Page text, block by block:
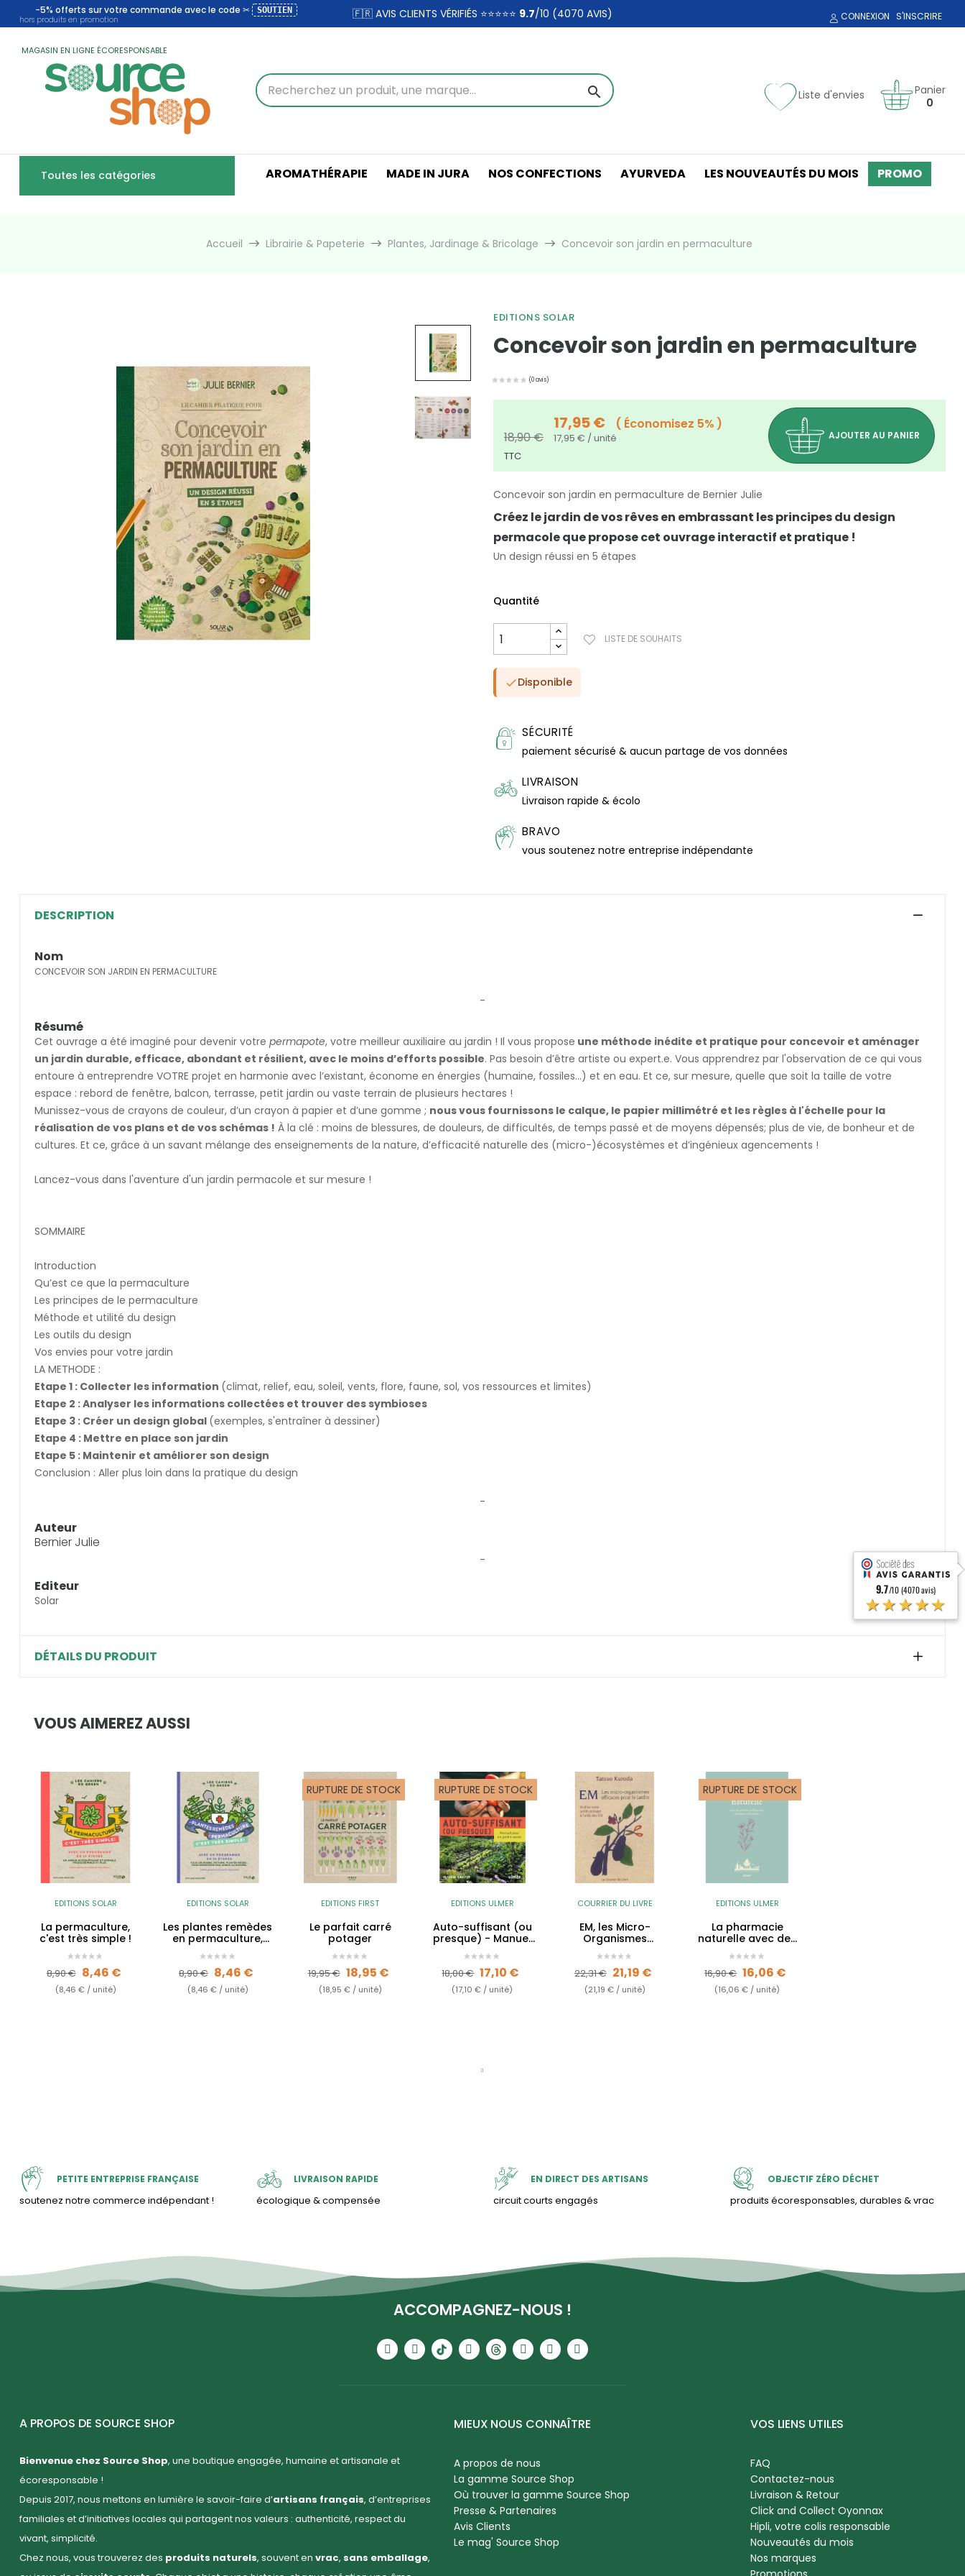
-5% offerts sur votre commande avec le code ✂ SOUTIEN
hors produits en promotion 🇫🇷 AVIS CLIENTS VÉRIFIÉS ⭐⭐⭐⭐⭐ 9.7/10 (4070 AVIS) CONNEXION S'INSCRIRE
MAGASIN EN LIGNE ÉCORESPONSABLE
search Liste d'envies
Panier
0
Toutes les catégories AROMATHÉRAPIE MADE IN JURA NOS CONFECTIONS AYURVEDA LES NOUVEAUTÉS DU MOIS PROMO
Accueil Librairie & Papeterie Plantes, Jardinage & Bricolage Concevoir son jardin en permaculture
EDITIONS SOLAR
Concevoir son jardin en permaculture
18,90 €
17,95 € Économisez 5%
17,95 € / unité
TTC
AJOUTER AU PANIER
Concevoir son jardin en permaculture de Bernier Julie
Créez le jardin de vos rêves en embrassant les principes du design
permacole que propose cet ouvrage interactif et pratique !
Un design réussi en 5 étapes
Quantité
LISTE DE SOUHAITS
Disponible
SÉCURITÉ
paiement sécurisé & aucun partage de vos données
LIVRAISON
Livraison rapide & écolo
BRAVO
vous soutenez notre entreprise indépendante
DESCRIPTION
Nom
CONCEVOIR SON JARDIN EN PERMACULTURE
-
Résumé
Cet ouvrage a été imaginé pour devenir votre permapote, votre meilleur auxiliaire au jardin ! Il vous propose une méthode inédite et pratique pour concevoir et aménager
un jardin durable, efficace, abondant et résilient, avec le moins d’efforts possible. Pas besoin d’être artiste ou expert.e. Vous apprendrez par l'observation de ce qui vous
entoure à entreprendre VOTRE projet en harmonie avec l’existant, économe en énergies (humaine, fossiles…) et en eau. Et ce, sur mesure, quelle que soit la taille de votre
espace : rebord de fenêtre, balcon, terrasse, petit jardin ou vaste terrain de plusieurs hectares !
Munissez-vous de crayons de couleur, d’un crayon à papier et d’une gomme ; nous vous fournissons le calque, le papier millimétré et les règles à l'échelle pour la
réalisation de vos plans et de vos schémas ! À la clé : moins de blessures, de douleurs, de difficultés, de temps passé et de moyens dépensés; plus de vie, de bonheur et de
cultures. Et ce, grâce à un savant mélange des enseignements de la nature, d’efficacité naturelle des (micro-)écosystèmes et d’ingénieux agencements !
Lancez-vous dans l'aventure d'un jardin permacole et sur mesure !
SOMMAIRE
Introduction
Qu’est ce que la permaculture
Les principes de le permaculture
Méthode et utilité du design
Les outils du design
Vos envies pour votre jardin
LA METHODE :
Etape 1 : Collecter les information (climat, relief, eau, soleil, vents, flore, faune, sol, vos ressources et limites)
Etape 2 : Analyser les informations collectées et trouver des symbioses
Etape 3 : Créer un design global (exemples, s'entraîner à dessiner)
Etape 4 : Mettre en place son jardin
Etape 5 : Maintenir et améliorer son design
Conclusion : Aller plus loin dans la pratique du design
-
Auteur
Bernier Julie
-
Editeur
Solar
DÉTAILS DU PRODUIT
VOUS AIMEREZ AUSSI
EDITIONS SOLAR
La permaculture,
c'est très simple !
Prix de base
8,90 € Prix
8,46 €
(8,46 € / unité)
EDITIONS SOLAR
Les plantes remèdes
en permaculture,
c'est très simple !
Prix de base
8,90 € Prix
8,46 €
(8,46 € / unité)
RUPTURE DE STOCK
EDITIONS FIRST
Le parfait carré
potager
Prix de base
19,95 € Prix
18,95 €
(18,95 € / unité)
RUPTURE DE STOCK
EDITIONS ULMER
Auto-suffisant (ou
presque) - Manuel
pour un jardin vivrier
Prix de base
18,00 € Prix
17,10 €
(17,10 € / unité)
COURRIER DU LIVRE
EM, les Micro-
Organismes
efficaces pour le
jardin - vivifiez
votre...
Prix de base
22,31 € Prix
21,19 €
(21,19 € / unité)
RUPTURE DE STOCK
EDITIONS ULMER
La pharmacie
naturelle avec des
sauvages et du...
Prix de base
16,90 € Prix
16,06 €
(16,06 € / unité)
PETITE ENTREPRISE FRANÇAISE
soutenez notre commerce indépendant !
LIVRAISON RAPIDE
écologique & compensée
EN DIRECT DES ARTISANS
circuit courts engagés
OBJECTIF ZÉRO DÉCHET
produits écoresponsables, durables & vrac
ACCOMPAGNEZ-NOUS !
A PROPOS DE SOURCE SHOP
Bienvenue chez Source Shop, une boutique engagée, humaine et artisanale et
écoresponsable !
Depuis 2017, nous mettons en lumière le savoir-faire d’artisans français, d’entreprises
familiales et d’initiatives locales qui partagent nos valeurs : authenticité, respect du
vivant, simplicité.
Chez nous, vous trouverez des produits naturels, souvent en vrac, sans emballage,
MIEUX NOUS CONNAÎTRE
A propos de nous
La gamme Source Shop
Où trouver la gamme Source Shop
Presse & Partenaires
Avis Clients
Le mag' Source Shop
VOS LIENS UTILES
FAQ
Contactez-nous
Livraison & Retour
Click and Collect Oyonnax
Hipli, votre colis responsable
Nouveautés du mois
Nos marques
9.7/10 (4070 avis)
★★★★★